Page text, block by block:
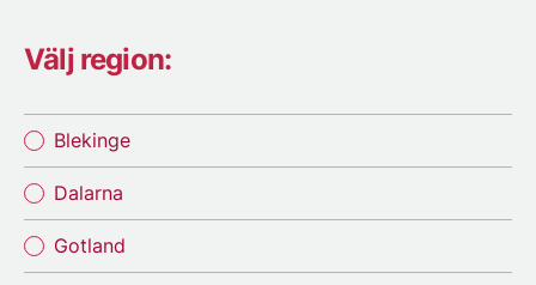
Välj region:
Blekinge
Dalarna
Gotland